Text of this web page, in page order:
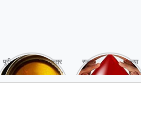
पूरी बनाने के बाद, अक्सर
तेल बच जाता है,ऐसे में
रक्तदान है ‘महादान’ क्या
आपने करवाया, स्वस्थ